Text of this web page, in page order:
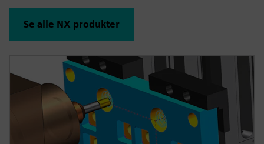
Se alle NX produkter